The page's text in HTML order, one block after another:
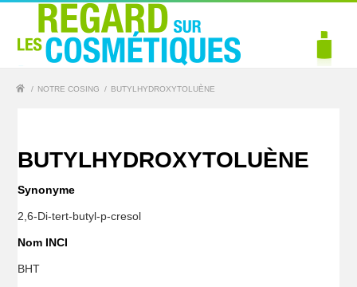
/ NOTRE COSING / BUTYLHYDROXYTOLUÈNE
BUTYLHYDROXYTOLUÈNE
Synonyme
2,6-Di-tert-butyl-p-cresol
Nom INCI
BHT